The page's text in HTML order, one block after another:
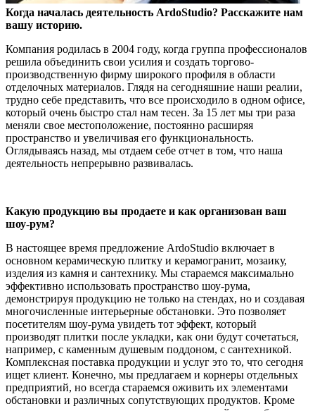
Когда началась деятельность ArdoStudio? Расскажите нам
вашу историю.
Компания родилась в 2004 году, когда группа профессионалов
решила объединить свои усилия и создать торгово-
производственную фирму широкого профиля в области
отделочных материалов. Глядя на сегодняшние наши реалии,
трудно себе представить, что все происходило в одном офисе,
который очень быстро стал нам тесен. За 15 лет мы три раза
меняли свое местоположение, постоянно расширяя
пространство и увеличивая его функциональность.
Оглядываясь назад, мы отдаем себе отчет в том, что наша
деятельность непрерывно развивалась.
Какую продукцию вы продаете и как организован ваш
шоу-рум?
В настоящее время предложение ArdoStudio включает в
основном керамическую плитку и керамогранит, мозаику,
изделия из камня и сантехнику. Мы стараемся максимально
эффективно использовать пространство шоу-рума,
демонстрируя продукцию не только на стендах, но и создавая
многочисленные интерьерные обстановки. Это позволяет
посетителям шоу-рума увидеть тот эффект, который
производят плитки после укладки, как они будут сочетаться,
например, с каменным душевым поддоном, с сантехникой.
Комплексная поставка продукции и услуг это то, что сегодня
ищет клиент. Конечно, мы предлагаем и корнеры отдельных
предприятий, но всегда стараемся оживить их элементами
обстановки и различных сопутствующих продуктов. Кроме